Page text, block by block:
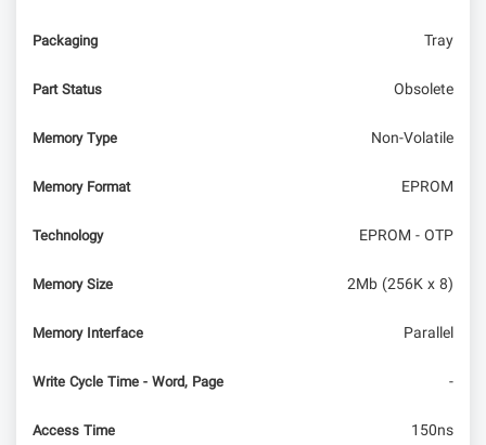
Packaging Tray
Part Status Obsolete
Memory Type Non-Volatile
Memory Format EPROM
Technology EPROM - OTP
Memory Size 2Mb (256K x 8)
Memory Interface Parallel
Write Cycle Time - Word, Page -
Access Time 150ns